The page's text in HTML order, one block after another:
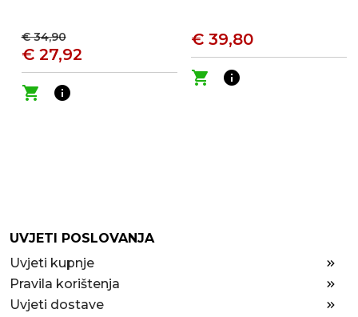
€ 34,90
€ 27,92
shopping_cart
info
€ 39,80
shopping_cart
info
UVJETI POSLOVANJA
Uvjeti kupnje
Pravila korištenja
Uvjeti dostave